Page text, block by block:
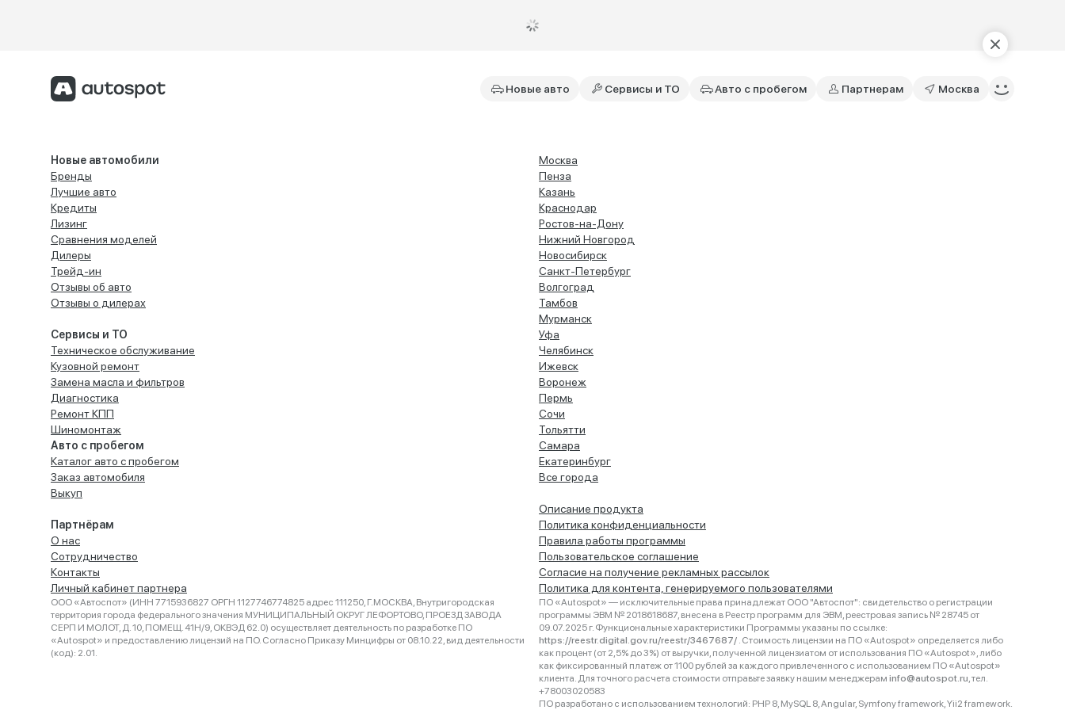
Новые авто Сервисы и ТО Авто с пробегом Партнерам Москва
Новые автомобили
Бренды
Лучшие авто
Кредиты
Лизинг
Сравнения моделей
Дилеры
Трейд-ин
Отзывы об авто
Отзывы о дилерах
Сервисы и ТО
Техническое обслуживание
Кузовной ремонт
Замена масла и фильтров
Диагностика
Ремонт КПП
Шиномонтаж
Авто с пробегом
Каталог авто с пробегом
Заказ автомобиля
Выкуп
Партнёрам
О нас
Сотрудничество
Контакты
Личный кабинет партнера
Москва
Пенза
Казань
Краснодар
Ростов-на-Дону
Нижний Новгород
Новосибирск
Санкт-Петербург
Волгоград
Тамбов
Мурманск
Уфа
Челябинск
Ижевск
Воронеж
Пермь
Сочи
Тольятти
Самара
Екатеринбург
Все города
Описание продукта
Политика конфиденциальности
Правила работы программы
Пользовательское соглашение
Согласие на получение рекламных рассылок
Политика для контента, генерируемого пользователями
ООО «Автоспот» (ИНН 7715936827 ОРГН 1127746774825 адрес 111250, Г.МОСКВА, Внутригородская
территория города федерального значения МУНИЦИПАЛЬНЫЙ ОКРУГ ЛЕФОРТОВО, ПРОЕЗД ЗАВОДА
СЕРП И МОЛОТ, Д. 10, ПОМЕЩ. 41Н/9, ОКВЭД 62.0) осуществляет деятельность по разработке ПО
«Autospot» и предоставлению лицензий на ПО. Согласно Приказу Минцифры от 08.10.22, вид деятельности
(код): 2.01.
ПО «Autospot» — исключительные права принадлежат ООО "Автоспот": свидетельство о регистрации
программы ЭВМ № 2018618687, внесена в Реестр программ для ЭВМ, реестровая запись № 28745 от
09.07.2025 г. Функциональные характеристики Программы указаны по ссылке:
https://reestr.digital.gov.ru/reestr/3467687/ . Стоимость лицензии на ПО «Autospot» определяется либо
как процент (от 2,5% до 3%) от выручки, полученной лицензиатом от использования ПО «Autospot», либо
как фиксированный платеж от 1100 рублей за каждого привлеченного с использованием ПО «Autospot»
клиента. Для точного расчета стоимости отправьте заявку нашим менеджерам info@autospot.ru, тел.
+78003020583
ПО разработано с использованием технологий: PHP 8, MySQL 8, Angular, Symfony framework, Yii2 framework.